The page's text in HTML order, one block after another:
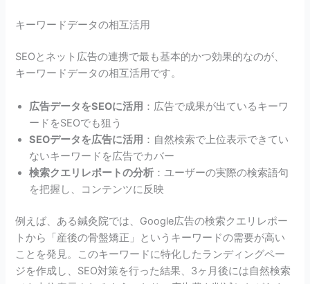
キーワードデータの相互活用
SEOとネット広告の連携で最も基本的かつ効果的なのが、
キーワードデータの相互活用です。
広告データをSEOに活用 ：広告で成果が出ているキーワ
ードをSEOでも狙う
SEOデータを広告に活用 ：自然検索で上位表示できてい
ないキーワードを広告でカバー
検索クエリレポートの分析 ：ユーザーの実際の検索語句
を把握し、コンテンツに反映
例えば、ある鍼灸院では、Google広告の検索クエリレポー
トから「産後の骨盤矯正」というキーワードの需要が高い
ことを発見。このキーワードに特化したランディングペー
ジを作成し、SEO対策を行った結果、3ヶ月後には自然検索